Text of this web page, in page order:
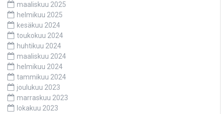
maaliskuu 2025
helmikuu 2025
kesäkuu 2024
toukokuu 2024
huhtikuu 2024
maaliskuu 2024
helmikuu 2024
tammikuu 2024
joulukuu 2023
marraskuu 2023
lokakuu 2023